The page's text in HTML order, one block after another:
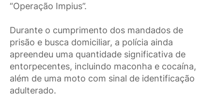
“Operação Impius”.
Durante o cumprimento dos mandados de
prisão e busca domiciliar, a polícia ainda
apreendeu uma quantidade significativa de
entorpecentes, incluindo maconha e cocaína,
além de uma moto com sinal de identificação
adulterado.